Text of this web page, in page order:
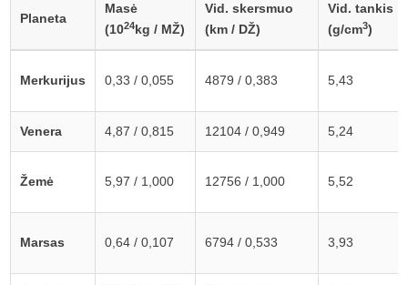
Planeta
Masė
(1024kg / MŽ)
Vid. skersmuo
(km / DŽ)
Vid. tankis
(g/cm3)
Merkurijus 0,33 / 0,055 4879 / 0,383 5,43
Venera 4,87 / 0,815 12104 / 0,949 5,24
Žemė 5,97 / 1,000 12756 / 1,000 5,52
Marsas 0,64 / 0,107 6794 / 0,533 3,93